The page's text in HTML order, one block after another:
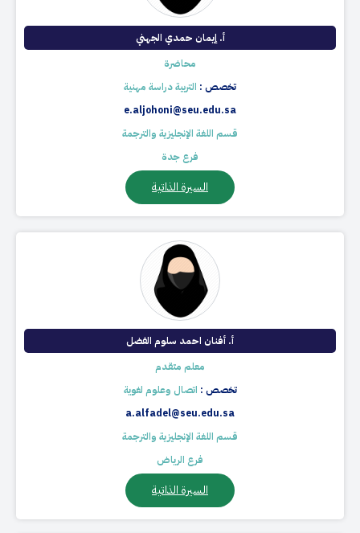
أ. إيمان حمدي الجهني
محاضرة
تخصص : التربية دراسة مهنية
e.aljohoni@seu.edu.sa
قسم اللغة الإنجليزية والترجمة
فرع جدة
السيرة الذاتية
أ. أفنان احمد سلوم الفضل
معلم متقدم
تخصص : اتصال وعلوم لغوية
a.alfadel@seu.edu.sa
قسم اللغة الإنجليزية والترجمة
فرع الرياض
السيرة الذاتية